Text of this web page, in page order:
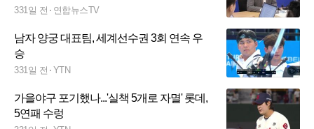
331일 전 연합뉴스TV
남자 양궁 대표팀, 세계선수권 3회 연속 우
승
331일 전 YTN
가을야구 포기했나...'실책 5개로 자멸' 롯데,
5연패 수렁